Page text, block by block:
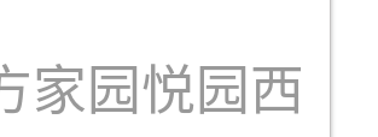
家园悦园西